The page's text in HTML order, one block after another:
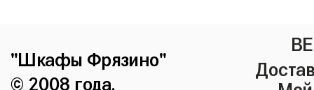
"Шкафы Фрязино"
© 2008 года.